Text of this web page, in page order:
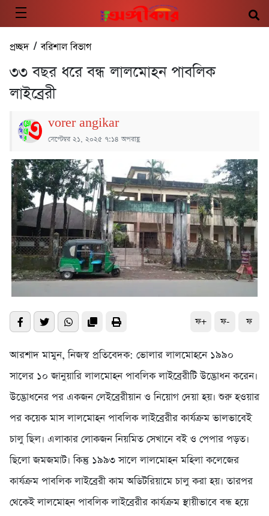
প্রচ্ছদ/বরিশাল বিভাগ
৩৩ বছর ধরে বন্ধ লালমোহন পাবলিক
লাইব্রেরী
vorer angikar
সেপ্টেম্বর ২১, ২০২৫ ৭:১৪ অপরাহ্ণ
ফ+ ফ- ফ
আরশাদ মামুন, নিজস্ব প্রতিবেদক: ভোলার লালমোহনে ১৯৯০
সালের ১০ জানুয়ারি লালমোহন পাবলিক লাইব্রেরীটি উদ্ভোধন করেন।
উদ্ভোধনের পর একজন লেইব্রেরীয়ান ও নিয়োগ দেয়া হয়। শুরু হওয়ার
পর কয়েক মাস লালমোহন পাবলিক লাইব্রেরীর কার্যক্রম ভালভাবেই
চালু ছিল। এলাকার লোকজন নিয়মিত সেখানে বই ও পেপার পড়ত।
ছিলো জমজমাট। কিন্তু ১৯৯৩ সালে লালমোহন মহিলা কলেজের
কার্যক্রম পাবলিক লাইব্রেরী কাম অডিটরিয়ামে চালু করা হয়। তারপর
থেকেই লালমোহন পাবলিক লাইব্রেরীর কার্যক্রম স্থায়ীভাবে বন্ধ হয়ে